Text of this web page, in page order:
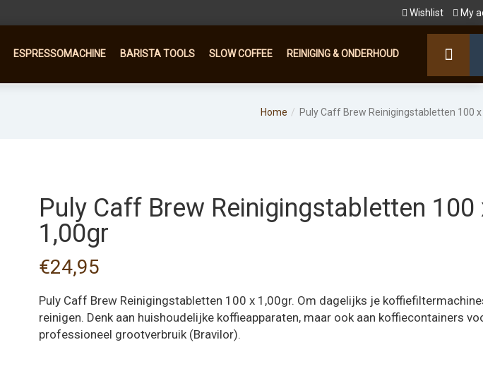
Wishlist My
ESPRESSOMACHINE BARISTA TOOLS SLOW COFFEE REINIGING & ONDERHOUD
Home Puly Caff Brew Reinigingstabletten 100
Puly Caff Brew Reinigingstabletten 100
1,00gr
€24,95
Puly Caff Brew Reinigingstabletten 100 x 1,00gr. Om dagelijks je
reinigen. Denk aan huishoudelijke koffieapparaten, maar ook aan koffiecontainers
professioneel grootverbruik (Bravilor).